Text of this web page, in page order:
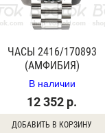
ЧАСЫ 2416/170893
(АМФИБИЯ)
В наличии
12 352 р.
ДОБАВИТЬ В КОРЗИНУ